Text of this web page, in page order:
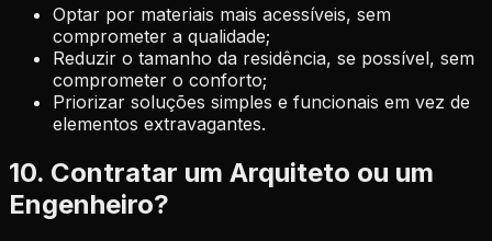
Optar por materiais mais acessíveis, sem
comprometer a qualidade;
Reduzir o tamanho da residência, se possível, sem
comprometer o conforto;
Priorizar soluções simples e funcionais em vez de
elementos extravagantes.
10. Contratar um Arquiteto ou um
Engenheiro?